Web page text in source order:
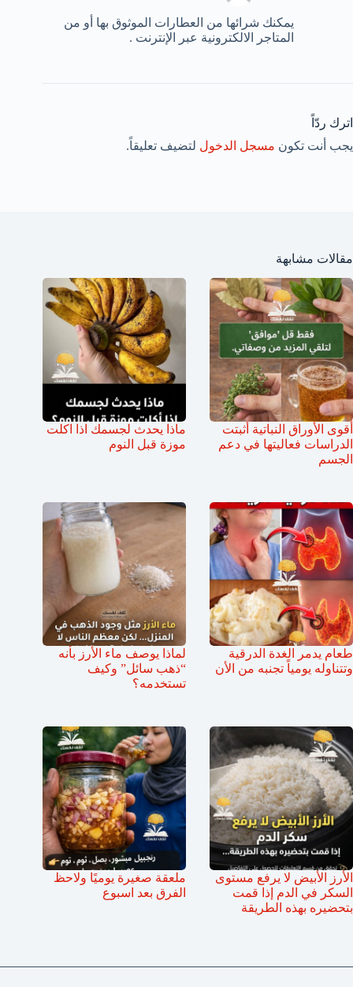
يمكنك شرائها من العطارات الموثوق بها أو من
المتاجر الالكترونية عبر الإنترنت .
اترك ردّاً
يجب أنت تكون مسجل الدخول لتضيف تعليقاً.
مقالات مشابهة
أقوى الأوراق النباتية أثبتت
الدراسات فعاليتها في دعم
الجسم
ماذا يحدث لجسمك اذا اكلت
موزة قبل النوم
طعام يدمر الغدة الدرقية
وتتناوله يومياً تجنبه من الأن
لماذا يوصف ماء الأرز بأنه
“ذهب سائل” وكيف
تستخدمه؟
الأرز الأبيض لا يرفع مستوى
السكر في الدم إذا قمت
بتحضيره بهذه الطريقة
ملعقة صغيرة يوميًا ولاحظ
الفرق بعد اسبوع